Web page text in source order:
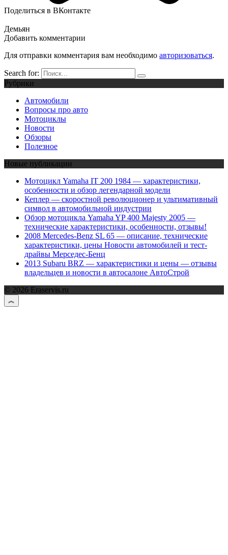
Поделиться в ВКонтакте
Демьян
Добавить комментарии
Для отправки комментария вам необходимо авторизоваться.
Search for:
Рубрики
Автомобили
Вопросы про авто
Мотоциклы
Новости
Обзоры
Полезное
Новые публикации
Мотоцикл Yamaha IT 200 1984 — характеристики,
особенности и обзор легендарной модели
Кеплер — скоростной революционер и ультимативный
символ в автомобильной индустрии
Обзор мотоцикла Yamaha YP 400 Majesty 2005 —
технические характеристики, особенности, отзывы!
2008 Mercedes-Benz SL 65 — описание, технические
характеристики, цены Новости автомобилей и тест-
драйвы Мерседес-Бенц
2013 Subaru BRZ — характеристики и цены — отзывы
владельцев и новости в автосалоне АвтоСтрой
© 2026 Eraservis.ru